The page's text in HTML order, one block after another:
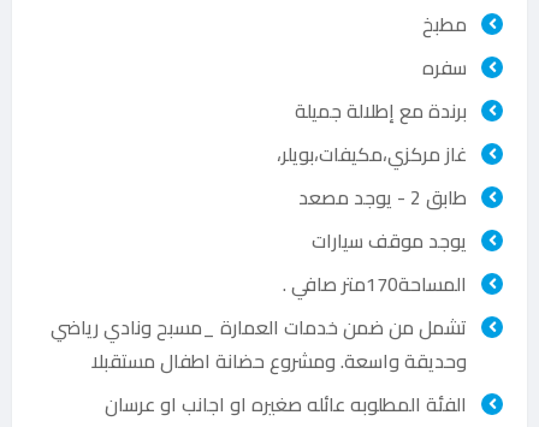
مطبخ ‏
سفره
برندة مع إطلالة جميلة ‏
غاز مركزي،مكيفات،بويلر،
طابق 2 - يوجد مصعد
يوجد موقف سيارات
المساحة170متر صافي .‏
‏تشمل من ضمن خدمات العمارة _مسبح ونادي رياضي
وحديقة واسعة. ومشروع حضانة اطفال مستقبلا
الفئة المطلوبه عائله صغيره او اجانب او عرسان